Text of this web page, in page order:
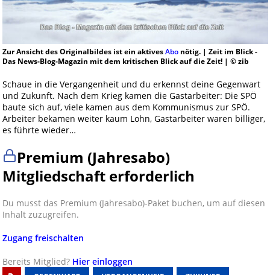
Zur Ansicht des Originalbildes ist ein aktivesAbonötig. | Zeit im Blick -
Das News-Blog-Magazin mit dem kritischen Blick auf die Zeit! | © zib
Schaue in die Vergangenheit und du erkennst deine Gegenwart
und Zukunft. Nach dem Krieg kamen die Gastarbeiter: Die SPÖ
baute sich auf, viele kamen aus dem Kommunismus zur SPÖ.
Arbeiter bekamen weiter kaum Lohn, Gastarbeiter waren billiger,
es führte wieder…
Premium (Jahresabo)
Mitgliedschaft erforderlich
Du musst das Premium (Jahresabo)-Paket buchen, um auf diesen
Inhalt zuzugreifen.
Zugang freischalten
Bereits Mitglied? Hier einloggen